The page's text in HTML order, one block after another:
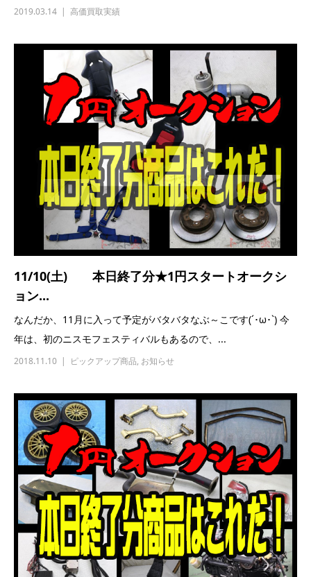
11/10(土) 本日終了分★1円スタートオークシ
ョン...
なんだか、11月に入って予定がバタバタなぶ～こです(´･ω･`) 今
年は、初のニスモフェスティバルもあるので、...
ピックアップ商品 お知らせ
11/6(火) 本日終了分★1円スタートオークション
★
お久しぶりにぶ～こです(∩˃o˂∩)♡ 今日は、ステージアの名義変
更に陸自に行ってきました！ 何気に、最近社外...
2018.11.06 ピックアップ商品,お知らせ